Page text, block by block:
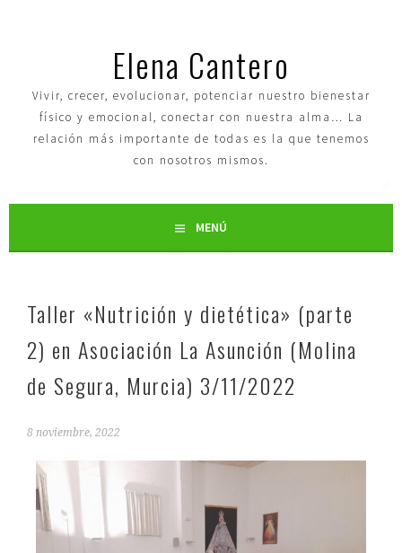
Elena Cantero
Vivir, crecer, evolucionar, potenciar nuestro bienestar
físico y emocional, conectar con nuestra alma… La
relación más importante de todas es la que tenemos
con nosotros mismos.
MENÚ
Taller «Nutrición y dietética» (parte
2) en Asociación La Asunción (Molina
de Segura, Murcia) 3/11/2022
8 noviembre, 2022